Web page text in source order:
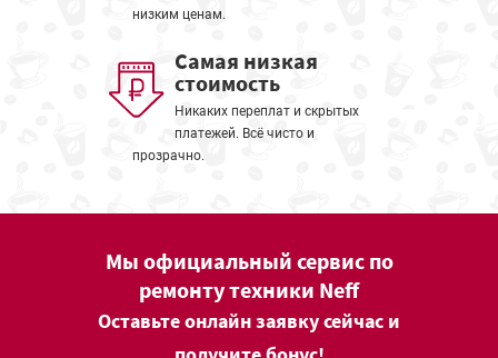
низким ценам.
Самая низкая
стоимость
Никаких переплат и скрытых
платежей. Всё чисто и
прозрачно.
Мы официальный сервис по
ремонту техники Neff
Оставьте онлайн заявку сейчас и